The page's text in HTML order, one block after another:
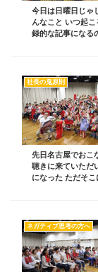
今日は日曜日じゃ
んなこと いつ起
録的な記事になる
社長の鬼原則
先日名古屋でおこ
聴きに来ていただ
になった ただそ
ネガティブ思考の方へ